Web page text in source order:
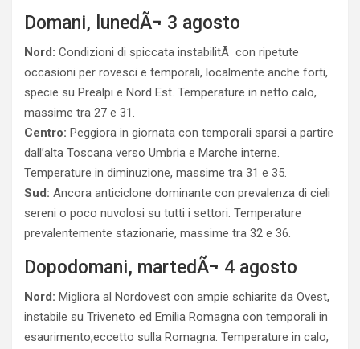
Domani, lunedÃ¬ 3 agosto
Nord: Condizioni di spiccata instabilitÃ con ripetute
occasioni per rovesci e temporali, localmente anche forti,
specie su Prealpi e Nord Est. Temperature in netto calo,
massime tra 27 e 31.
Centro: Peggiora in giornata con temporali sparsi a partire
dall’alta Toscana verso Umbria e Marche interne.
Temperature in diminuzione, massime tra 31 e 35.
Sud: Ancora anticiclone dominante con prevalenza di cieli
sereni o poco nuvolosi su tutti i settori. Temperature
prevalentemente stazionarie, massime tra 32 e 36.
Dopodomani, martedÃ¬ 4 agosto
Nord: Migliora al Nordovest con ampie schiarite da Ovest,
instabile su Triveneto ed Emilia Romagna con temporali in
esaurimento,eccetto sulla Romagna. Temperature in calo,